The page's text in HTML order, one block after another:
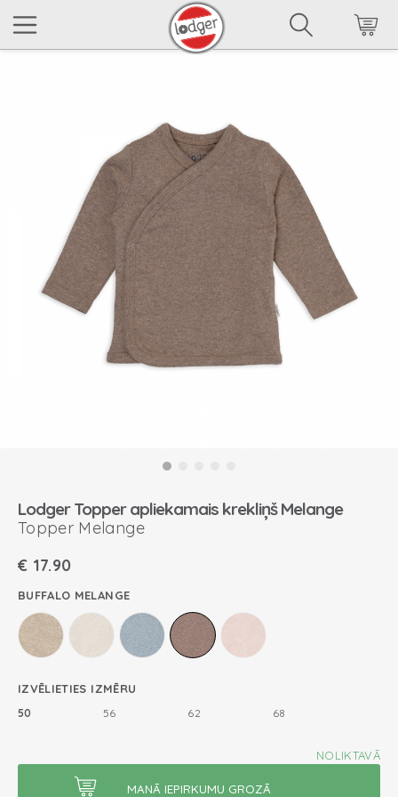
Lodger Topper apliekamais krekliņš Melange
Topper Melange
€ 17.90
BUFFALO MELANGE
IZVĒLIETIES IZMĒRU
50 56 62 68
NOLIKTAVĀ